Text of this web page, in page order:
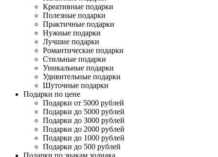
Креативные подарки
Полезные подарки
Практичные подарки
Нужные подарки
Лучшие подарки
Романтические подарки
Стильные подарки
Уникальные подарки
Удивительные подарки
Шуточные подарки
Подарки по цене
Подарки от 5000 рублей
Подарки до 5000 рублей
Подарки до 3000 рублей
Подарки до 2000 рублей
Подарки до 1000 рублей
Подарки до 500 рублей
Подарки по знакам зодиака